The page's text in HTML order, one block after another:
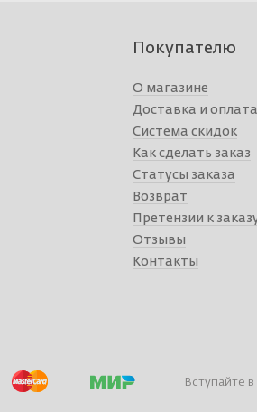
Покупателю
О магазине
Доставка и оплата
Система скидок
Как сделать заказ
Статусы заказа
Возврат
Претензии к
Отзывы
Контакты
Вступайте